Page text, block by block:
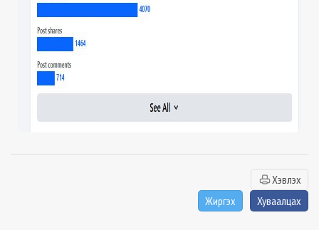
Хэвлэх
Жиргэх
Хуваалцах